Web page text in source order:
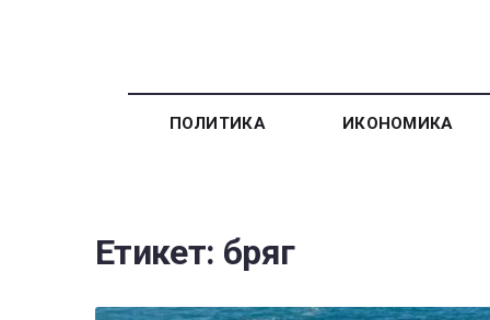
ПОЛИТИКА ИКОНОМИКА
Етикет: бряг